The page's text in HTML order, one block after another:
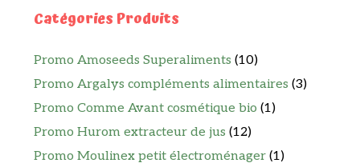
Catégories Produits
Promo Amoseeds Superaliments (10)
Promo Argalys compléments alimentaires (3)
Promo Comme Avant cosmétique bio (1)
Promo Hurom extracteur de jus (12)
Promo Moulinex petit électroménager (1)